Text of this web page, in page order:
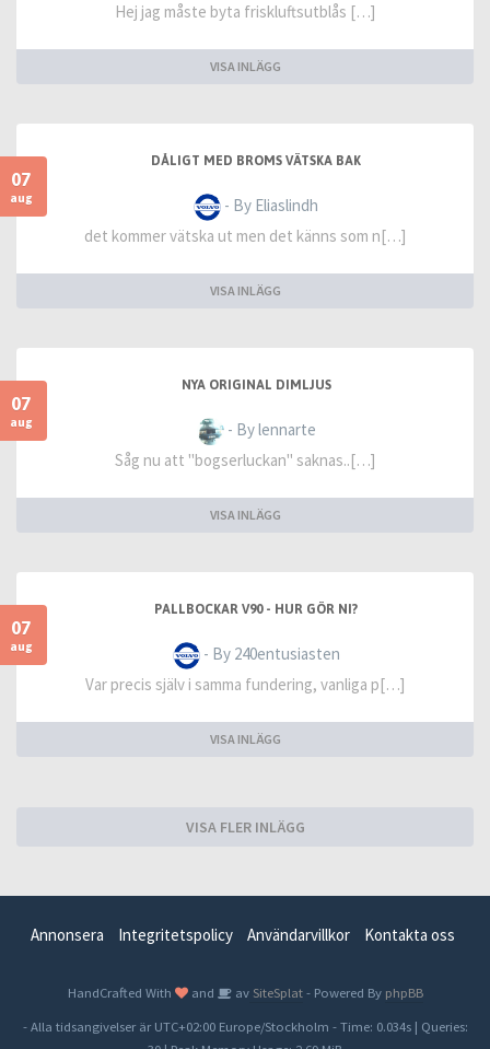
Hej jag måste byta friskluftsutblås […]
VISA INLÄGG
07
aug
DÅLIGT MED BROMS VÄTSKA BAK
- By Eliaslindh
det kommer vätska ut men det känns som n[…]
VISA INLÄGG
07
aug
NYA ORIGINAL DIMLJUS
- By lennarte
Såg nu att "bogserluckan" saknas..[…]
VISA INLÄGG
07
aug
PALLBOCKAR V90 - HUR GÖR NI?
- By 240entusiasten
Var precis själv i samma fundering, vanliga p[…]
VISA INLÄGG
VISA FLER INLÄGG
Annonsera Integritetspolicy Användarvillkor Kontakta oss
HandCrafted With and avSiteSplat- Powered By phpBB
- Alla tidsangivelser är UTC+02:00 Europe/Stockholm - Time: 0.034s| Queries: